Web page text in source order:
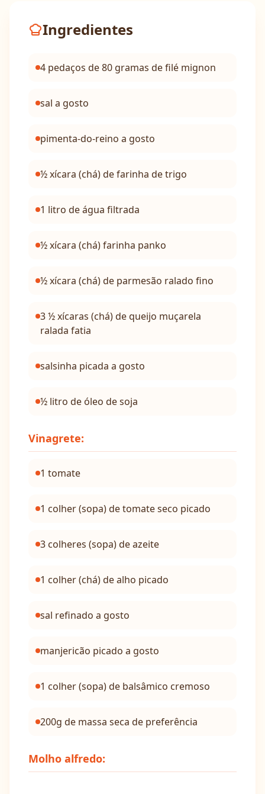
Ingredientes
4 pedaços de 80 gramas de filé mignon
sal a gosto
pimenta-do-reino a gosto
½ xícara (chá) de farinha de trigo
1 litro de água filtrada
½ xícara (chá) farinha panko
½ xícara (chá) de parmesão ralado fino
3 ½ xícaras (chá) de queijo muçarela
ralada fatia
salsinha picada a gosto
½ litro de óleo de soja
Vinagrete:
1 tomate
1 colher (sopa) de tomate seco picado
3 colheres (sopa) de azeite
1 colher (chá) de alho picado
sal refinado a gosto
manjericão picado a gosto
1 colher (sopa) de balsâmico cremoso
200g de massa seca de preferência
Molho alfredo: